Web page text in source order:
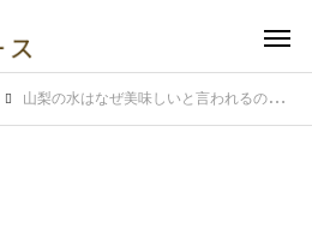
山梨の水はなぜ美味しいと言われるのか？豊かな自然が育む名水の秘密